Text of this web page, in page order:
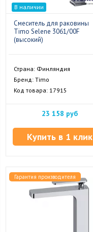
В наличии
Смеситель для раковины
Timo Selene 3061/00F
(высокий)
Страна: Финляндия
Бренд: Timo
Код товара: 17915
23 158 руб
Купить в 1 клик
Гарантия производителя